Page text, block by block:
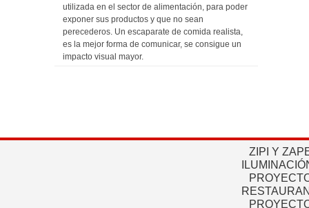
utilizada en el sector de alimentación, para poder
exponer sus productos y que no sean
perecederos. Un escaparate de comida realista,
es la mejor forma de comunicar, se consigue un
impacto visual mayor.
ZIPI Y